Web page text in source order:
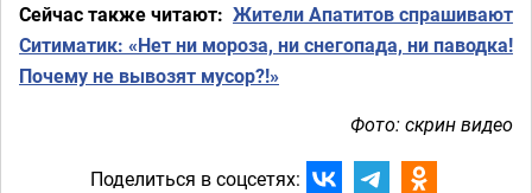
Сейчас также читают: Жители Апатитов спрашивают
Ситиматик: «Нет ни мороза, ни снегопада, ни паводка!
Почему не вывозят мусор?!»
Фото: скрин видео
Поделиться в соцсетях: